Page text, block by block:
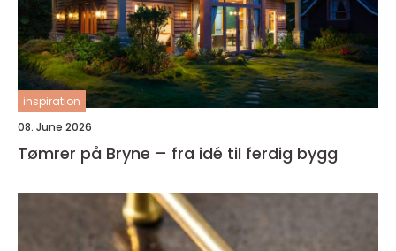
inspiration
08. June 2026
Tømrer på Bryne – fra idé til ferdig bygg